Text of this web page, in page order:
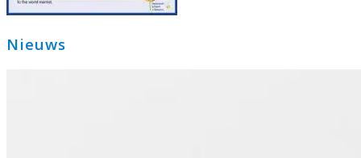
Primaire
Nieuws